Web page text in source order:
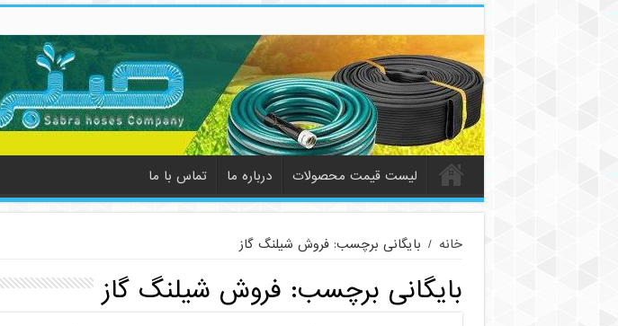
لیست قیمت محصولات درباره ما تماس با ما
خانه / بایگانی برچسب: فروش شیلنگ گاز
بایگانی برچسب: فروش شیلنگ گاز